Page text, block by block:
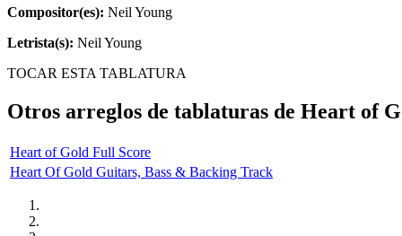
Compositor(es): Neil Young
Letrista(s): Neil Young
TOCAR ESTA TABLATURA
Otros arreglos de tablaturas de Heart of
Heart of Gold Full Score
Heart Of Gold Guitars, Bass & Backing Track